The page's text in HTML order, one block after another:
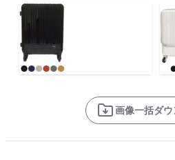
画像一括ダウ